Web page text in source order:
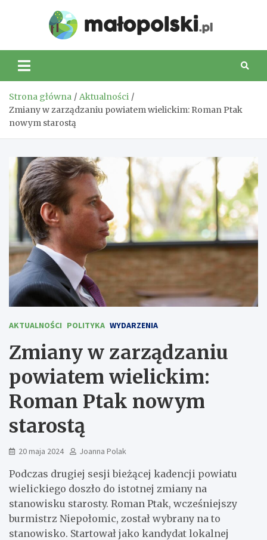
Strona główna
Aktualności
Zmiany w zarządzaniu powiatem wielickim: Roman Ptak
nowym starostą
AKTUALNOŚCI POLITYKA WYDARZENIA
Zmiany w zarządzaniu
powiatem wielickim:
Roman Ptak nowym
starostą
20 maja 2024 Joanna Polak
Podczas drugiej sesji bieżącej kadencji powiatu
wielickiego doszło do istotnej zmiany na
stanowisku starosty. Roman Ptak, wcześniejszy
burmistrz Niepołomic, został wybrany na to
stanowisko. Startował jako kandydat lokalnej